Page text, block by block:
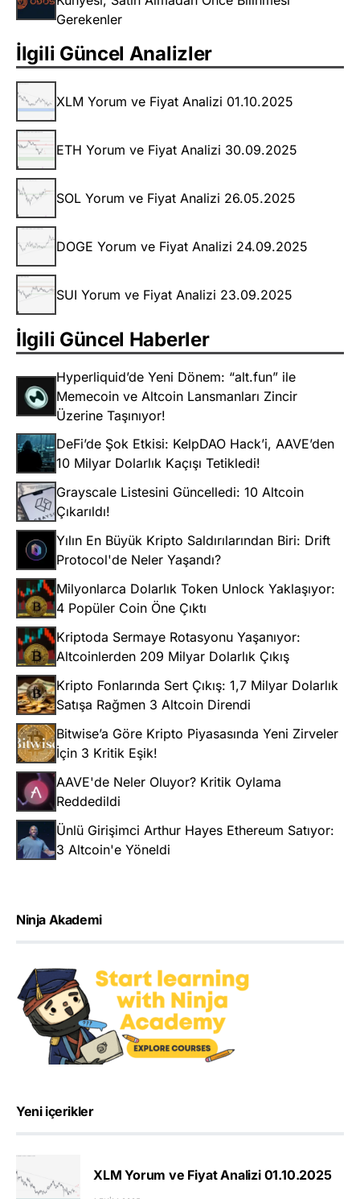
Gerekenler
İlgili Güncel Analizler
XLM Yorum ve Fiyat Analizi 01.10.2025
ETH Yorum ve Fiyat Analizi 30.09.2025
SOL Yorum ve Fiyat Analizi 26.05.2025
DOGE Yorum ve Fiyat Analizi 24.09.2025
SUI Yorum ve Fiyat Analizi 23.09.2025
İlgili Güncel Haberler
Hyperliquid’de Yeni Dönem: “alt.fun” ile
Memecoin ve Altcoin Lansmanları Zincir
Üzerine Taşınıyor!
DeFi’de Şok Etkisi: KelpDAO Hack’i, AAVE’den
10 Milyar Dolarlık Kaçışı Tetikledi!
Grayscale Listesini Güncelledi: 10 Altcoin
Çıkarıldı!
Yılın En Büyük Kripto Saldırılarından Biri: Drift
Protocol'de Neler Yaşandı?
Milyonlarca Dolarlık Token Unlock Yaklaşıyor:
4 Popüler Coin Öne Çıktı
Kriptoda Sermaye Rotasyonu Yaşanıyor:
Altcoinlerden 209 Milyar Dolarlık Çıkış
Kripto Fonlarında Sert Çıkış: 1,7 Milyar Dolarlık
Satışa Rağmen 3 Altcoin Direndi
Bitwise’a Göre Kripto Piyasasında Yeni Zirveler
İçin 3 Kritik Eşik!
AAVE'de Neler Oluyor? Kritik Oylama
Reddedildi
Ünlü Girişimci Arthur Hayes Ethereum Satıyor:
3 Altcoin'e Yöneldi
Ninja Akademi
Yeni içerikler
XLM Yorum ve Fiyat Analizi 01.10.2025